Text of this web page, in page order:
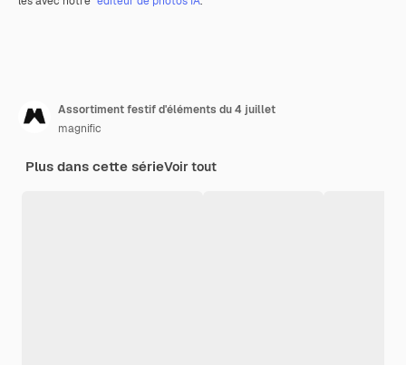
Assortiment festif d'éléments du 4 juillet
magnific
Plus dans cette sérieVoir tout